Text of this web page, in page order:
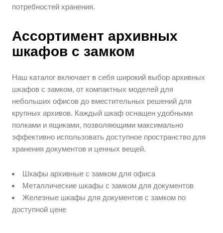
потребностей хранения.
Ассортимент архивных
шкафов с замком
Наш каталог включает в себя широкий выбор архивных
шкафов с замком, от компактных моделей для
небольших офисов до вместительных решений для
крупных архивов. Каждый шкаф оснащен удобными
полками и ящиками, позволяющими максимально
эффективно использовать доступное пространство для
хранения документов и ценных вещей.
Шкафы архивные с замком для офиса
Металлические шкафы с замком для документов
Железные шкафы для документов с замком по
доступной цене